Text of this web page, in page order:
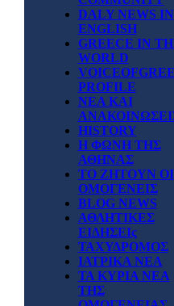
DALY NEWS IN
ENGLISH
GREECE IN
WORLD
PROFILE
ΝΕΑ ΚΑΙ
HISTORY
Η ΦΩΝΗ ΤΗΣ
ΑΘΗΝΑΣ
ΤΟ ΖΗΤΟΥΝ ΟΙ
ΟΜΟΓΕΝΕΙΣ
BLOG NEWS
ΑΘΛΗΤΙΚΕΣ
ΕΙΔΗΣΕΙς
ΤΑΧΥΔΡΟΜΟΣ
ΙΑΤΡΙΚΑ ΝΕΑ
ΤΑ ΚΥΡΙΑ ΝΕΑ
ΤΗΣ